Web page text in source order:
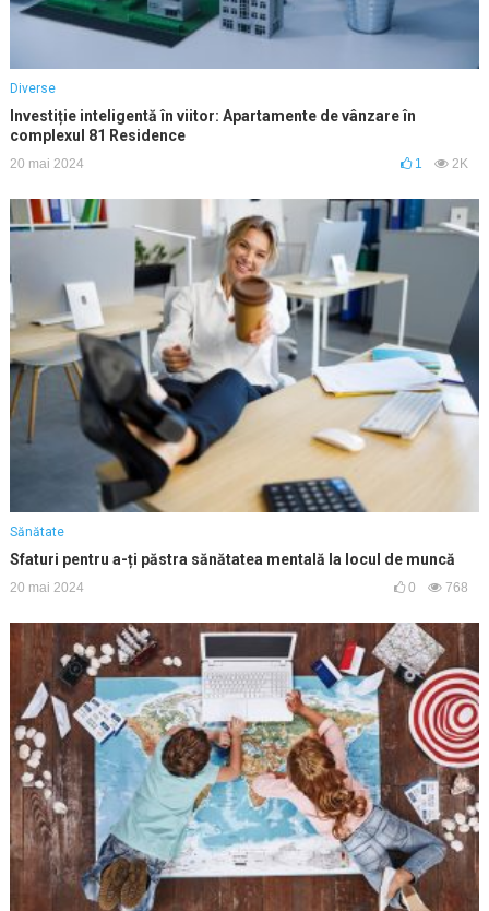
Diverse
Investiție inteligentă în viitor: Apartamente de vânzare în
complexul 81 Residence
20 mai 2024 1 2K
Sănătate
Sfaturi pentru a-ți păstra sănătatea mentală la locul de muncă
20 mai 2024 0 768